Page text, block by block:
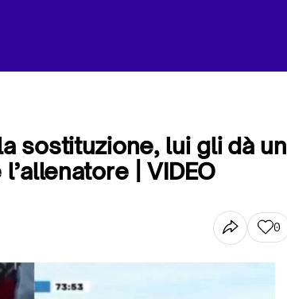
sostituzione, lui gli dà un
| VIDEO
0